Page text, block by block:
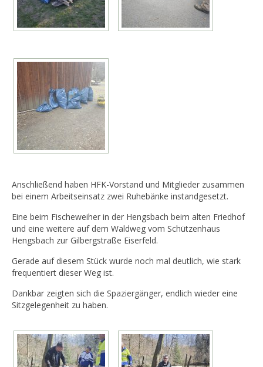
Anschließend haben HFK-Vorstand und Mitglieder zusammen
bei einem Arbeitseinsatz zwei Ruhebänke instandgesetzt.
Eine beim Fischeweiher in der Hengsbach beim alten Friedhof
und eine weitere auf dem Waldweg vom Schützenhaus
Hengsbach zur Gilbergstraße Eiserfeld.
Gerade auf diesem Stück wurde noch mal deutlich, wie stark
frequentiert dieser Weg ist.
Dankbar zeigten sich die Spaziergänger, endlich wieder eine
Sitzgelegenheit zu haben.